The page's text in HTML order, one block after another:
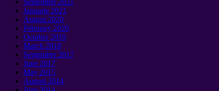
Januarie 2021
August 2020
February 2020
October2019
March 2018
September 2017
June 2017
May 2015
August 2014